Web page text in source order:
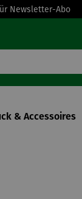
Newsletter-Abo
& Accessoires